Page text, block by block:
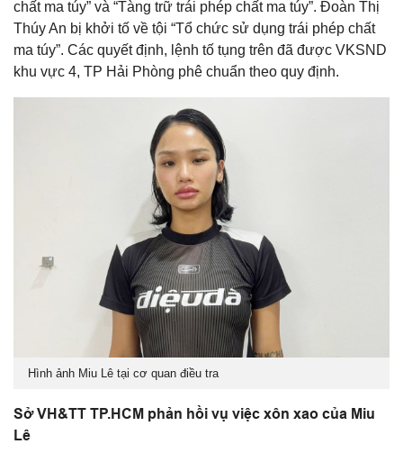
chất ma túy” và “Tàng trữ trái phép chất ma túy”. Đoàn Thị
Thúy An bị khởi tố về tội “Tổ chức sử dụng trái phép chất
ma túy”. Các quyết định, lệnh tố tụng trên đã được VKSND
khu vực 4, TP Hải Phòng phê chuẩn theo quy định.
Hình ảnh Miu Lê tại cơ quan điều tra
Sở VH&TT TP.HCM phản hồi vụ việc xôn xao của Miu
Lê